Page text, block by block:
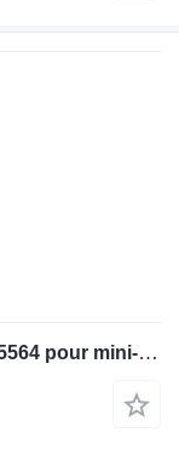
Moteur de translation JCB 8060 20/925564 pour mini-pelle JCB 8060